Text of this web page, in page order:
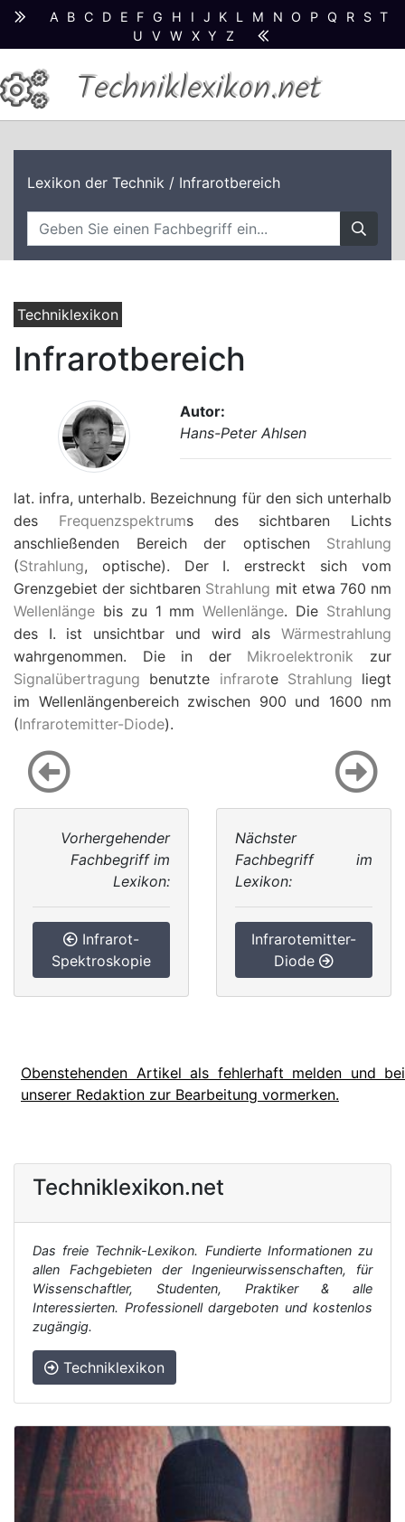
A B C D E F G H I J K L M N O P Q R S T
U
V W X Y Z
Techniklexikon.net
Lexikon der Technik / Infrarotbereich
Techniklexikon
Infrarotbereich
Autor:
Hans-Peter Ahlsen
lat. infra, unterhalb. Bezeichnung für den sich unterhalb
des Frequenzspektrums des sichtbaren Lichts
anschließenden Bereich der optischen Strahlung
(Strahlung, optische). Der I. erstreckt sich vom
Grenzgebiet der sichtbaren Strahlung mit etwa 760 nm
Wellenlänge bis zu 1 mmWellenlänge. Die Strahlung
des I. ist unsichtbar und wird als Wärmestrahlung
wahrgenommen. Die in der Mikroelektronik zur
Signalübertragung benutzte infrarote Strahlung liegt
im Wellenlängenbereich zwischen 900 und 1600 nm
(Infrarotemitter-Diode).
Vorhergehender
Fachbegriff im
Lexikon:
Infrarot-
Spektroskopie
Nächster
Fachbegriff im
Lexikon:
Infrarotemitter-
Diode
Obenstehenden Artikel als fehlerhaft melden und bei
unserer Redaktion zur Bearbeitung vormerken.
Techniklexikon.net
Das freie Technik-Lexikon. Fundierte Informationen zu
allen Fachgebieten der Ingenieurwissenschaften, für
Wissenschaftler, Studenten, Praktiker & alle
Interessierten. Professionell dargeboten und kostenlos
zugängig.
Techniklexikon